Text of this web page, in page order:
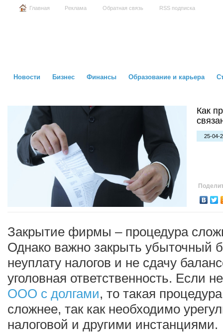
Главная Реклама Обратная связь RSS подписка
Новости Бизнес Финансы Образование и карьера
Как
25-04-
Закрытие фирмы – процедура
Однако важно закрыть убыточный
неуплату налогов и не сдачу
уголовная ответственность. Если
ООО с долгами, то такая
сложнее, так как необходимо
налоговой и другими инстанциями.